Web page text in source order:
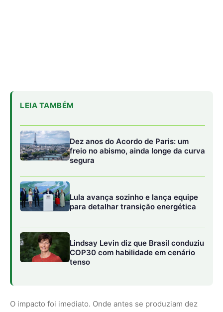
O impacto foi imediato. Onde antes se produziam dez
quilos de farinha por semana, com grande desperdício e
esforço físico, hoje chegam a quarenta quilos com padrão
de higiene e conservação. Secadores elétricos
compactos, desenvolvidos pela Embrapa Agroindústria
de Alimentos e adaptados às condições locais, reduziram
amazônico.
O resultado vai além da quantidade. As farinhas
banana, pupunha e tucumã passaram a apresentar maior
glúten, valorizados em nichos de mercado exigentes,